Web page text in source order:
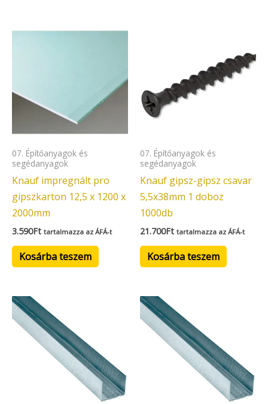
07. Építőanyagok és
segédanyagok
Knauf impregnált pro
gipszkarton 12,5 x 1200 x
2000mm
3.590Ft tartalmazza az ÁFÁ-t
Kosárba teszem
07. Építőanyagok és
segédanyagok
Knauf gipsz-gipsz csavar
5,5x38mm 1 doboz
1000db
21.700Ft tartalmazza az ÁFÁ-t
Kosárba teszem